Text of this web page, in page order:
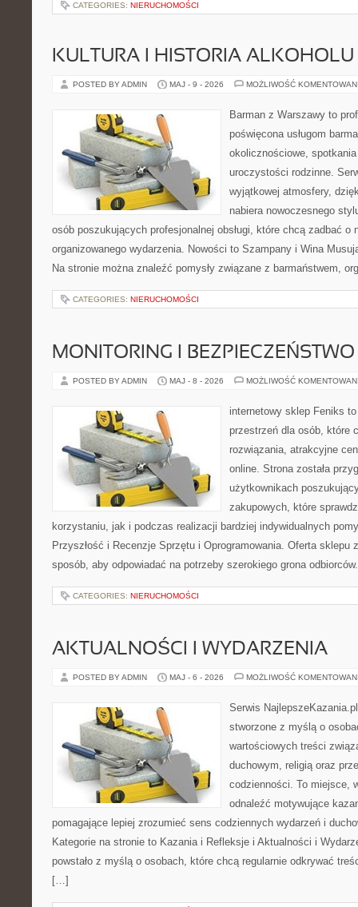
CATEGORIES: NIERUCHOMOŚCI
KULTURA I HISTORIA ALKOHOLU
POSTED BY ADMIN MAJ - 9 - 2026 MOŻLIWOŚĆ
Barman z Warszawy to
poświęcona usługom
okolicznościowe,
uroczystości rodzinne.
wyjątkowej atmosfery,
nabiera nowoczesnego
osób poszukujących profesjonalnej obsługi, które chcą zadbać o
organizowanego wydarzenia. Nowości to Szampany i Wina
Na stronie można znaleźć pomysły związane z barmaństwem,
CATEGORIES: NIERUCHOMOŚCI
MONITORING I
POSTED BY ADMIN MAJ - 8 - 2026 MOŻLIWOŚĆ
internetowy sklep Feniks
przestrzeń dla osób, które
rozwiązania, atrakcyjne
online. Strona została
użytkownikach
zakupowych, które
korzystaniu, jak i podczas realizacji bardziej indywidualnych
Przyszłość i Recenzje Sprzętu i Oprogramowania. Oferta sklepu
sposób, aby odpowiadać na potrzeby szerokiego grona
CATEGORIES: NIERUCHOMOŚCI
AKTUALNOŚCI I WYDARZENIA
POSTED BY ADMIN MAJ - 6 - 2026 MOŻLIWOŚĆ
Serwis
stworzone z myślą o
wartościowych treści
duchowym, religią oraz
codzienności. To miejsce,
odnaleźć motywujące
pomagające lepiej zrozumieć sens codziennych wydarzeń i
Kategorie na stronie to Kazania i Refleksje i Aktualności i
powstało z myślą o osobach, które chcą regularnie odkrywać
[…]